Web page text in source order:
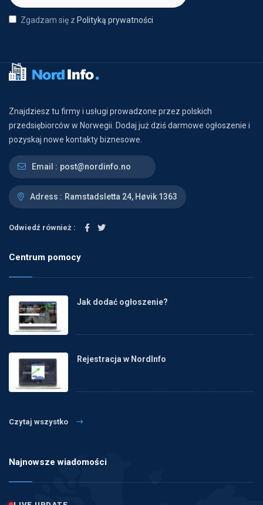
Zgadzam się z Polityką prywatności
Znajdziesz tu firmy i usługi prowadzone przez polskich
przedsiębiorców w Norwegii. Dodaj już dziś darmowe ogłoszenie i
pozyskaj nowe kontakty biznesowe.
Email : post@nordinfo.no
Adress : Ramstadsletta 24, Høvik 1363
Odwiedź również :
Centrum pomocy
Jak dodać ogłoszenie?
Rejestracja w NordInfo
Czytaj wszystko
Najnowsze wiadomości